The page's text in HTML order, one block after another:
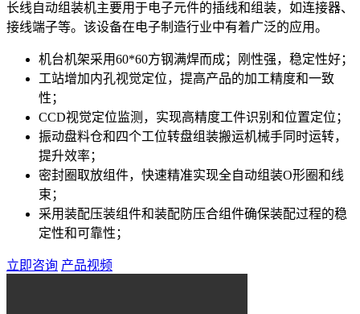
长线自动组装机主要用于电子元件的插线和组装，如连接器、
接线端子等。该设备在电子制造行业中有着广泛的应用。
机台机架采用60*60方钢满焊而成；刚性强，稳定性好；
工站增加内孔视觉定位，提高产品的加工精度和一致
性；
CCD视觉定位监测，实现高精度工件识别和位置定位；
振动盘料仓和四个工位转盘组装搬运机械手同时运转，
提升效率；
密封圈取放组件，快速精准实现全自动组装O形圈和线
束；
采用装配压装组件和装配防压合组件确保装配过程的稳
定性和可靠性；
立即咨询 产品视频